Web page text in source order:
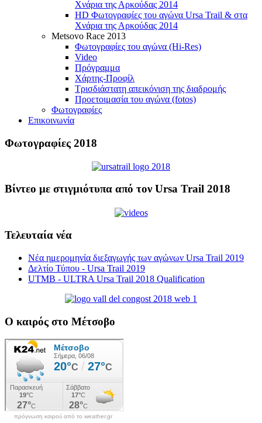
Χνάρια της Αρκούδας 2014
HD Φωτογραφίες του αγώνα Ursa Trail & στα
Χνάρια της Αρκούδας 2014
Metsovo Race 2013
Φωτογραφίες του αγώνα (Hi-Res)
Video
Πρόγραμμα
Χάρτης-Προφίλ
Τρισδιάστατη απεικόνιση της διαδρομής
Προετοιμασία του αγώνα (fotos)
Φωτογραφίες
Επικοινωνία
Φωτογραφίες 2018
Βίντεο με στιγμιότυπα από τον Ursa Trail 2018
Τελευταία νέα
Νέα ημερομηνία διεξαγωγής των αγώνων Ursa Trail 2019
Δελτίο Τύπου - Ursa Trail 2019
UTMB - ULTRA Ursa Trail 2018 Qualification
Ο καιρός στο Μέτσοβο
πρόγνωση καιρού από το weather.gr